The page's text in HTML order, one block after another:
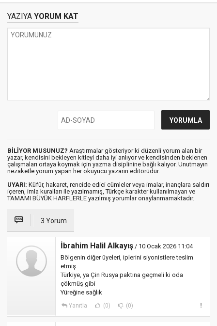
YAZIYA YORUM KAT
BİLİYOR MUSUNUZ? Araştırmalar gösteriyor ki düzenli yorum alan bir
yazar, kendisini bekleyen kitleyi daha iyi anlıyor ve kendisinden beklenen
çalışmaları ortaya koymak için yazma disiplinine bağlı kalıyor. Unutmayın
nezaketle yorum yapan her okuyucu yazarın editörüdür.
UYARI: Küfür, hakaret, rencide edici cümleler veya imalar, inançlara saldırı
içeren, imla kuralları ile yazılmamış, Türkçe karakter kullanılmayan ve
TAMAMI BÜYÜK HARFLERLE yazılmış yorumlar onaylanmamaktadır.
3 Yorum
İbrahim Halil Alkayış / 10 Ocak 2026 11:04
Bölgenin diğer üyeleri, iplerini siyonistlere teslim
etmiş.
Türkiye, ya Çin Rusya paktına geçmeli ki oda
çökmüş gibi
Yüreğine sağlık
Yanıtla (0) (0)